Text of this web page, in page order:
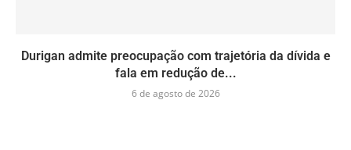
Durigan admite preocupação com trajetória da dívida e
fala em redução de...
6 de agosto de 2026